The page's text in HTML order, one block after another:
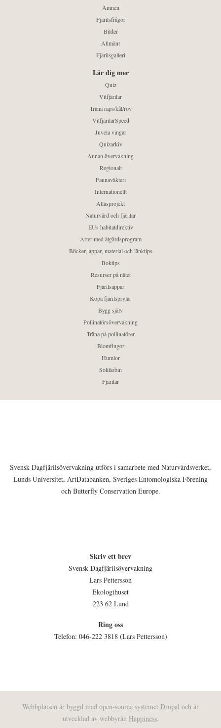
Ämnen
Fjärilsfrågor
Bilder
Allmänt
Fjärilsgalleri
Lär dig mer
Quiz
Vitfjärilar
Träna raps/kål/rov
VitfjärilarSpeed
Juvela vingar
Quizarkiv
Annan övervakning
Regionalt
Faunaväkteri
Internationellt
Atlasprojekt
Naturvård och fjärilar
EUs habitatdirektiv
Arter med åtgärdsprogram
Böcker, appar, material och länktips
Boktips
Resurser på nätet
Fjärilsappar
Köpa fjärilsprylar
Bygg själv
Pollinatörsövervakning
Träna på pollinatörer
Blomflugor
Humlor
Solitärbin
Fjärilar
Svensk Dagfjärilsövervakning utförs i samarbete med Naturvårdsverket,
Lunds Universitet, ArtDatabanken, Sveriges Entomologiska Förening
och Butterfly Conservation Europe.
Skriv ett brev
Svensk Dagfjärilsövervakning
Lars Pettersson
Ekologihuset
223 62 Lund
Ring oss
Telefon: 046-222 3818 (Lars Pettersson)
Webbplatsen är byggd med open-source systemet Drupal och är
utvecklad av webbyrån Happiness.